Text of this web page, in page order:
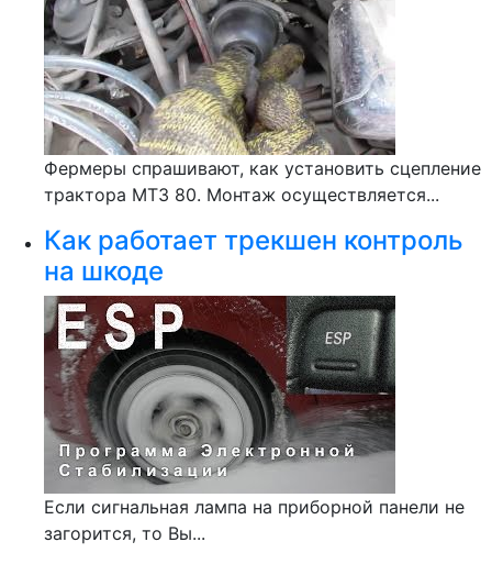
Фермеры спрашивают, как установить сцепление
трактора МТЗ 80. Монтаж осуществляется...
Как работает трекшен контроль
на шкоде
Если сигнальная лампа на приборной панели не
загорится, то Вы...